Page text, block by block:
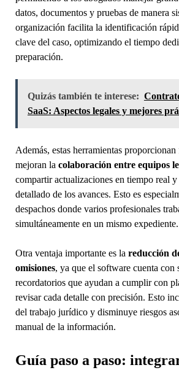
datos, documentos y pruebas de manera
organización facilita la identificación
clave del caso, optimizando el tiempo
preparación.
Quizás también te interese:
SaaS: Aspectos legales y mejores
Además, estas herramientas
mejoran la colaboración entre equipos
compartir actualizaciones en tiempo real
detallado de los avances. Esto es
despachos donde varios profesionales
simultáneamente en un mismo expediente.
Otra ventaja importante es la reducción
omisiones, ya que el software cuenta con
recordatorios que ayudan a cumplir con
revisar cada detalle con precisión. Esto
del trabajo jurídico y disminuye riesgos
manual de la información.
Guía paso a paso: